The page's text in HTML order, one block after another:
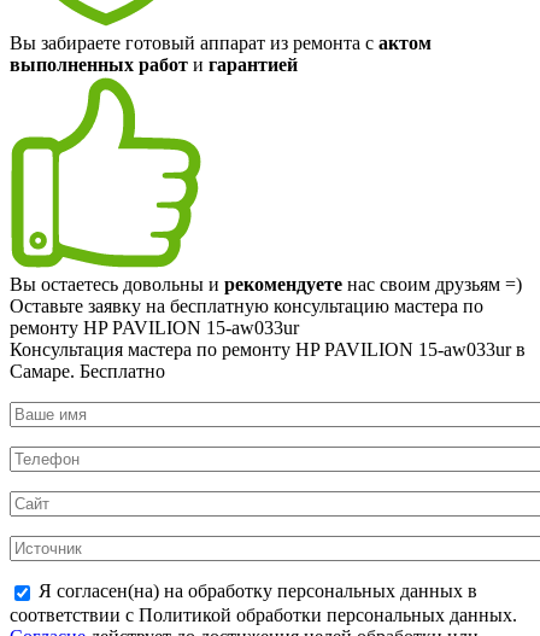
Вы забираете готовый аппарат из ремонта с актом
выполненных работ и гарантией
Вы остаетесь довольны и рекомендуете нас своим друзьям =)
Оставьте заявку на бесплатную консультацию мастера по
ремонту HP PAVILION 15-aw033ur
Консультация мастера по ремонту HP PAVILION 15-aw033ur в
Самаре. Бесплатно
Я согласен(на) на обработку персональных данных в
соответствии с Политикой обработки персональных данных.